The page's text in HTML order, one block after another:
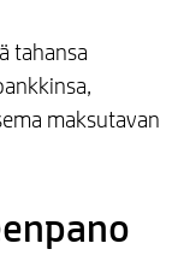
tahansa
maksutavan